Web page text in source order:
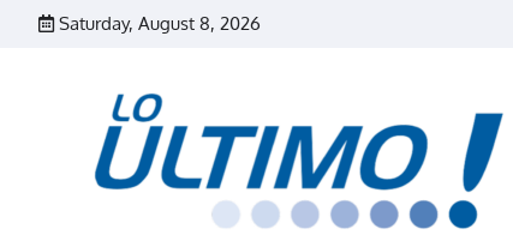
Saturday, August 8, 2026